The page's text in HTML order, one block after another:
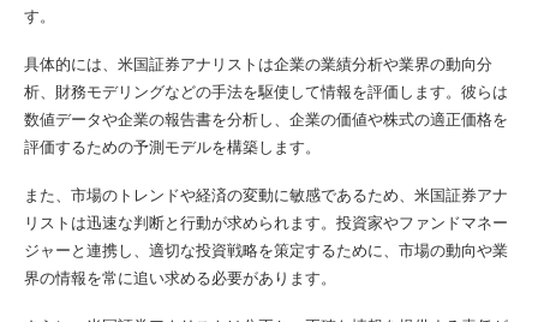
す。
具体的には、米国証券アナリストは企業の業績分析や業界の動向分
析、財務モデリングなどの手法を駆使して情報を評価します。彼らは
数値データや企業の報告書を分析し、企業の価値や株式の適正価格を
評価するための予測モデルを構築します。
また、市場のトレンドや経済の変動に敏感であるため、米国証券アナ
リストは迅速な判断と行動が求められます。投資家やファンドマネー
ジャーと連携し、適切な投資戦略を策定するために、市場の動向や業
界の情報を常に追い求める必要があります。